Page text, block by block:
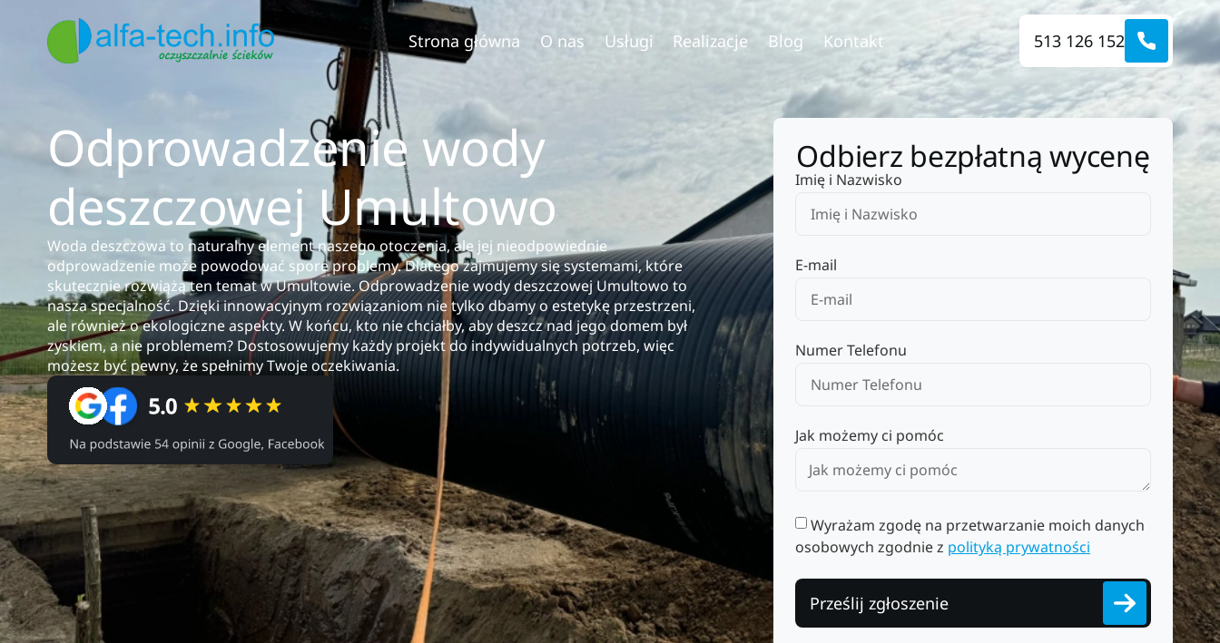
Strona główna O nas Usługi Realizacje Blog Kontakt 513 126 152
Odprowadzenie wody
deszczowej Umultowo
Woda deszczowa to naturalny element naszego otoczenia, ale jej nieodpowiednie
odprowadzenie może powodować spore problemy. Dlatego zajmujemy się systemami, które
skutecznie rozwiążą ten temat w Umultowie. Odprowadzenie wody deszczowej Umultowo to
nasza specjalność. Dzięki innowacyjnym rozwiązaniom nie tylko dbamy o estetykę przestrzeni,
ale również o ekologiczne aspekty. W końcu, kto nie chciałby, aby deszcz nad jego domem był
zyskiem, a nie problemem? Dostosowujemy każdy projekt do indywidualnych potrzeb, więc
możesz być pewny, że spełnimy Twoje oczekiwania.
Odbierz bezpłatną wycenę
Imię i Nazwisko
E-mail
Numer Telefonu
Jak możemy ci pomóc
Wyrażam zgodę na przetwarzanie moich danych
osobowych zgodnie z polityką prywatności
Prześlij zgłoszenie